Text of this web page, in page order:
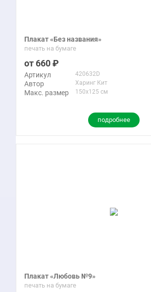
Плакат «Без названия»
печать на бумаге
660
Артикул 420632D
Автор Харинг Кит
Макс. размер 150x125 см
подробнее
Плакат «Любовь №9»
печать на бумаге